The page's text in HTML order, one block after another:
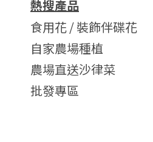
熱搜產品
食用花 / 裝飾伴碟花
自家農場種植
農場直送沙律菜
批發專區